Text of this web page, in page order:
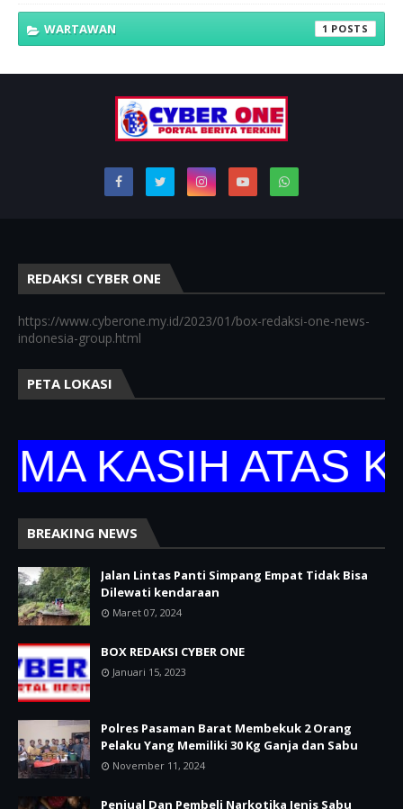
WARTAWAN 1
REDAKSI CYBER ONE
https://www.cyberone.my.id/2023/01/box-redaksi-one-news-
indonesia-group.html
PETA LOKASI
ATAS
BREAKING NEWS
Jalan Lintas Panti Simpang Empat Tidak Bisa
Dilewati kendaraan
Maret 07, 2024
BOX REDAKSI CYBER ONE
Januari 15, 2023
Polres Pasaman Barat Membekuk 2 Orang
Pelaku Yang Memiliki 30 Kg Ganja dan Sabu
November 11, 2024
Penjual Dan Pembeli Narkotika Jenis Sabu